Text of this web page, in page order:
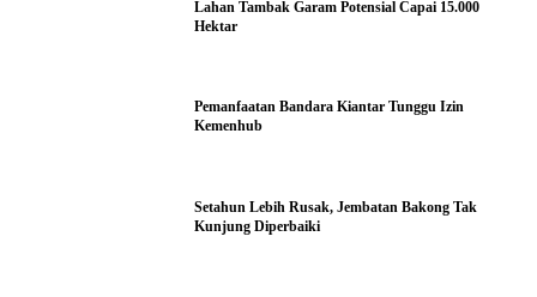
Lahan Tambak Garam Potensial Capai 15.000
Hektar
Pemanfaatan Bandara Kiantar Tunggu Izin
Kemenhub
Setahun Lebih Rusak, Jembatan Bakong Tak
Kunjung Diperbaiki